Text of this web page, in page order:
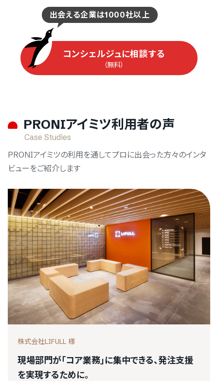
『PRONIアイミツメンバーズ』
をご利用の方
をご利用の方
PRONIアイミツメンバーズ
マイページにログイン
出会える企業は1000社以上
コンシェルジュに相談する
（無料）
PRONIアイミツ利用者の声
Case Studies
PRONIアイミツの利用を通してプロに出会った方々のインタ
ビューをご紹介します
株式会社LIFULL 様
現場部門が「コア業務」に集中できる、発注支援
を実現するために。